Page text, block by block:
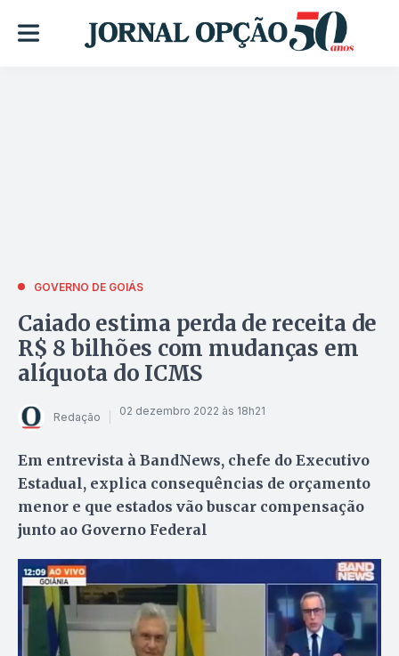
GOVERNO DE GOIÁS
Caiado estima perda de receita de
R$ 8 bilhões com mudanças em
alíquota do ICMS
Redação 02 dezembro 2022 às 18h21
Em entrevista à BandNews, chefe do Executivo
Estadual, explica consequências de orçamento
menor e que estados vão buscar compensação
junto ao Governo Federal